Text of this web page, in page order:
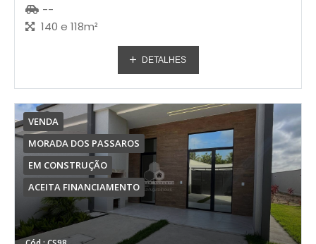
--
140 e 118m²
DETALHES
VENDA
MORADA DOS PASSAROS
EM CONSTRUÇÃO
ACEITA FINANCIAMENTO